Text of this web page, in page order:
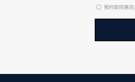
预约即同意